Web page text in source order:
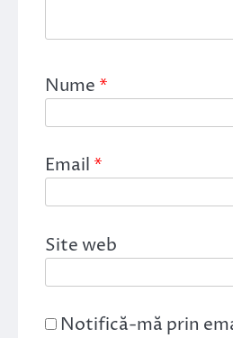
Nume *
Email *
Site web
Notifică-mă prin